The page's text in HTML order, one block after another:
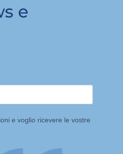
e
e voglio ricevere le vostre